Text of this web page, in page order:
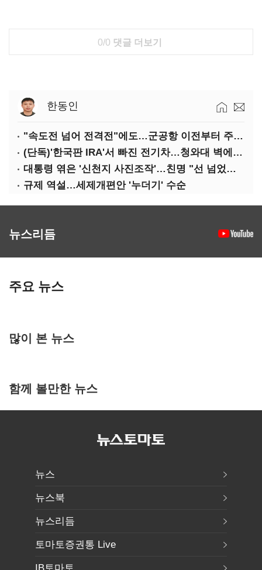
0/0 댓글 더보기
한동인
"속도전 넘어 전격전"에도…군공항 이전부터 주 52시간까지 '뇌관'
(단독)'한국판 IRA'서 빠진 전기차…청와대 벽에 막혔다
대통령 엮은 '신천지 사진조작'…친명 "선 넘었다" 격앙
규제 역설…세제개편안 '누더기' 수순
뉴스리듬
주요 뉴스
많이 본 뉴스
함께 볼만한 뉴스
뉴스
뉴스북
뉴스리듬
토마토증권통 Live